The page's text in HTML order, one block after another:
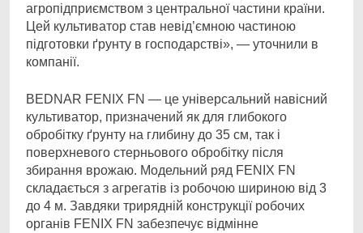
агропідприємством з центральної частини країни.
Цей культиватор став невід’ємною частиною
підготовки ґрунту в господарстві», — уточнили в
компанії.
BEDNAR FENIX FN — це універсальний навісний
культиватор, призначений як для глибокого
обробітку ґрунту на глибину до 35 см, так і
поверхневого стерньового обробітку після
збирання врожаю. Модельний ряд FENIX FN
складається з агрегатів із робочою шириною від 3
до 4 м. Завдяки трирядній конструкції робочих
органів FENIX FN забезпечує відмінне